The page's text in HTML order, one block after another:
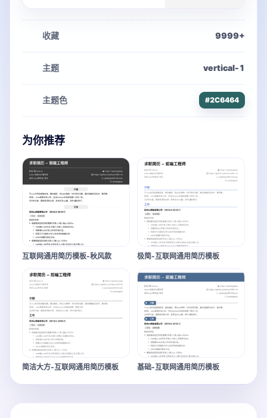
收藏 9999+
主题 vertical-1
主题色 #2C6464
为你推荐
互联网通用简历模板-秋风款 极简-互联网通用简历模板
简洁大方-互联网通用简历模板 基础-互联网通用简历模板